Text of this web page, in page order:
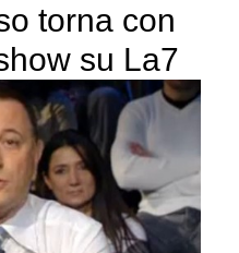
torna con
su La7